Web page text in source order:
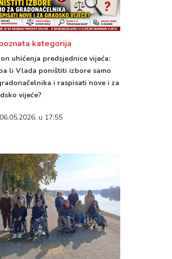
kategorija
uhićenja predsjednice vijeća:
li Vlada poništiti izbore samo
i raspisati nove i za
vijeće?
06.05.2026. u 17:55